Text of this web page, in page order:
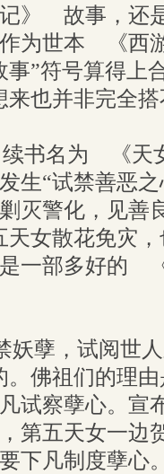
》 故事，还
作为世本 《西
”符号算得上
来也并非完全
书名为 《天
生“试禁善恶
灭警化，见善
天女散花免灾
一部多好的
妖孽，试阅世
。佛祖们的理
试察孽心。宣
第五天女一边
下凡制度孽心